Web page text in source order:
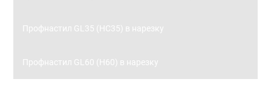
Профнастил GL35 (НС35) в нарезку
Профнастил GL60 (Н60) в нарезку